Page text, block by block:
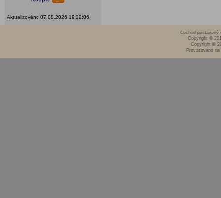
Aktualizováno 07.08.2026 19:22:06
Obchod postavený
Copyright ©
Copyright ©
Provozováno